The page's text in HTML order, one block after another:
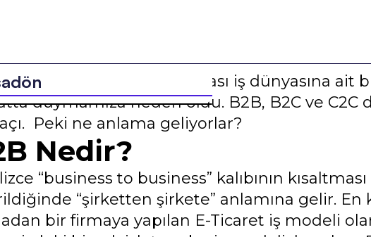
sektörünün canlanması iş dünyasına
duymamıza neden oldu. B2B, B2C ve C2C
Peki ne anlama geliyorlar?
Nedir?
“business to business” kalıbının
“şirketten şirkete” anlamına gelir. En
bir firmaya yapılan E-Ticaret iş modeli